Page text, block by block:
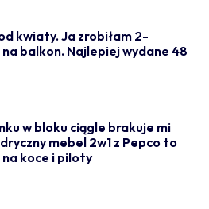
kwiaty. Ja zrobiłam 2-
balkon. Najlepiej wydane 48
w bloku ciągle brakuje mi
mebel 2w1 z Pepco to
na koce i piloty